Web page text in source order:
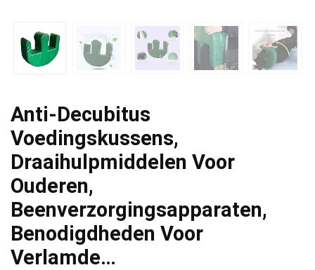
Anti-Decubitus
Voedingskussens,
Draaihulpmiddelen Voor
Ouderen,
Beenverzorgingsapparaten,
Benodigdheden Voor
Verlamde…